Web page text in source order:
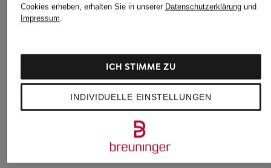
Blaue WELLENSTEYN
Jacken für Damen
Blaue WELLENSTEYN
WELLENSTEYN Jacken für
Herren im Sale
WELLENSTEYN Jacken für
Kinder
WELLENSTEYN Jacken
SALE
Cookies erheben, erhalten Sie in unserer Datenschutzerklärungund
Impressum.
INDIVIDUELLE EINSTELLUNGEN
ICH STIMME ZU